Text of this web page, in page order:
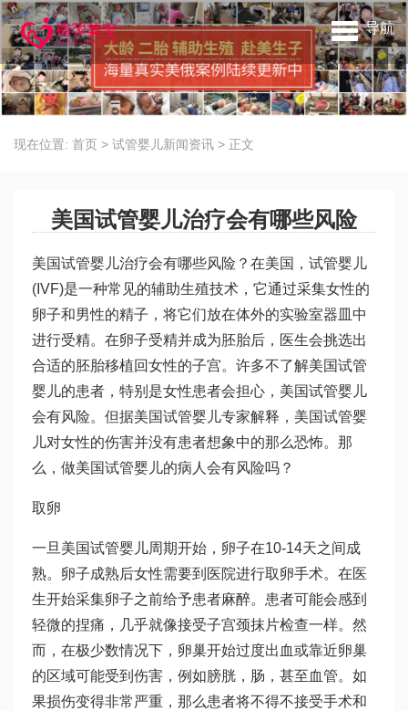
导航
现在位置: 首页 > 试管婴儿新闻资讯 > 正文
美国试管婴儿治疗会有哪些风险
美国试管婴儿治疗会有哪些风险？在美国，试管婴儿
(IVF)是一种常见的辅助生殖技术，它通过采集女性的
卵子和男性的精子，将它们放在体外的实验室器皿中
进行受精。在卵子受精并成为胚胎后，医生会挑选出
合适的胚胎移植回女性的子宫。许多不了解美国试管
婴儿的患者，特别是女性患者会担心，美国试管婴儿
会有风险。但据美国试管婴儿专家解释，美国试管婴
儿对女性的伤害并没有患者想象中的那么恐怖。那
么，做美国试管婴儿的病人会有风险吗？
取卵
一旦美国试管婴儿周期开始，卵子在10-14天之间成
熟。卵子成熟后女性需要到医院进行取卵手术。在医
生开始采集卵子之前给予患者麻醉。患者可能会感到
轻微的捏痛，几乎就像接受子宫颈抹片检查一样。然
而，在极少数情况下，卵巢开始过度出血或靠近卵巢
的区域可能受到伤害，例如膀胱，肠，甚至血管。如
果损伤变得非常严重，那么患者将不得不接受手术和